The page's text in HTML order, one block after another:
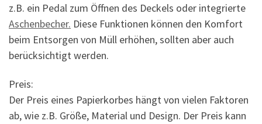
z.B. ein Pedal zum Öffnen des Deckels oder integrierte
Aschenbecher. Diese Funktionen können den Komfort
beim Entsorgen von Müll erhöhen, sollten aber auch
berücksichtigt werden.
Preis:
Der Preis eines Papierkorbes hängt von vielen Faktoren
ab, wie z.B. Größe, Material und Design. Der Preis kann